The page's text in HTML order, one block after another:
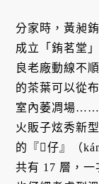
分家時，黃昶
成立「銪茗堂
良老廠動線不
的茶葉可以從
室內萎凋場……
火販子炫秀新
的『𥴊仔』（
共有 17 層，一